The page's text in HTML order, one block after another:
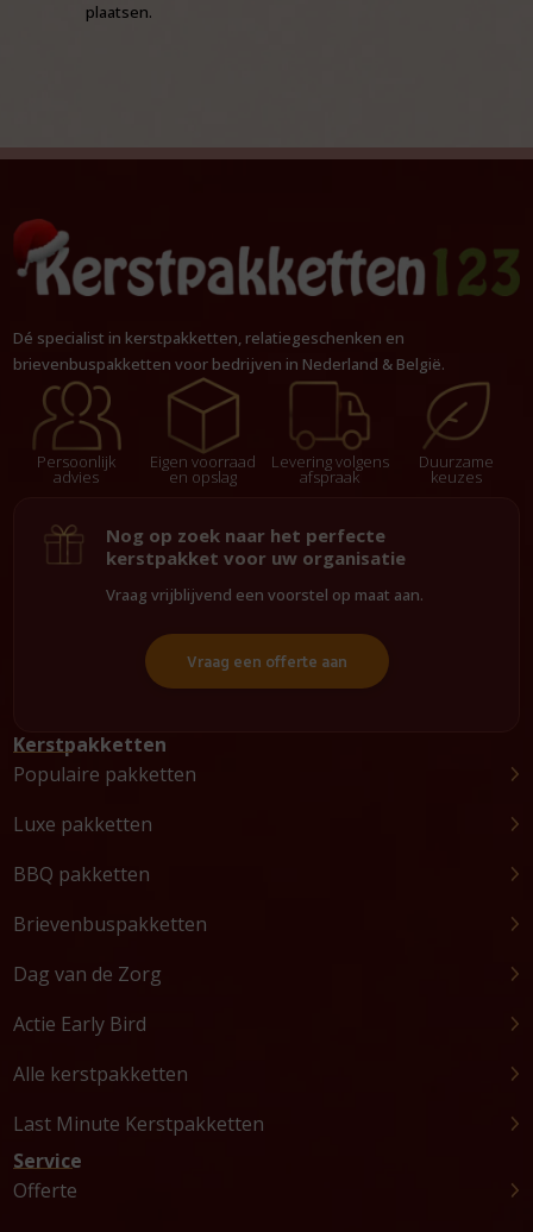
plaatsen.
Dé specialist in kerstpakketten, relatiegeschenken en
brievenbuspakketten voor bedrijven in Nederland & België.
Persoonlijk
advies
Eigen voorraad
en opslag
Levering volgens
afspraak
Duurzame
keuzes
Nog op zoek naar het perfecte
kerstpakket voor uw organisatie
Vraag vrijblijvend een voorstel op maat aan.
Vraag een offerte aan
Kerstpakketten
Populaire pakketten
Luxe pakketten
BBQ pakketten
Brievenbuspakketten
Dag van de Zorg
Actie Early Bird
Alle kerstpakketten
Last Minute Kerstpakketten
Service
Offerte